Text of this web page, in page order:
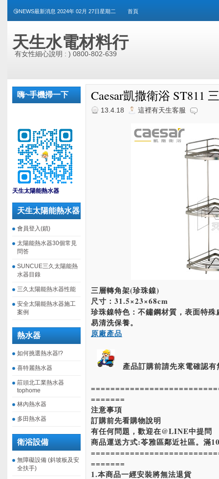
😘NEWS最新消息 2024年 02月 27日星期二 首頁
天生水電材料行
有女性細心說明 : ) 0800-802-639
嗨~手機掃一下
天生太陽能熱水器
天生太陽能熱水器
會員登入(鎖)
太陽能熱水器30個常見
問答
SUNCUE三久太陽能熱
水器目錄
三久太陽能熱水器性能
安全太陽能熱水器施工
案例
熱水器
如何挑選熱水器!?
喜特麗熱水器
莊頭北工業熱水器
tophome
林內熱水器
多田熱水器
衛浴設備
無障礙設備 (斜坡板及安
全扶手)
Caesar凱撒衛浴 ST811
13.4.18 這裡有天生客服
三層轉角架(珍珠鎳)
尺寸：31.5×23×68cm
珍珠鎳特色：不鏽鋼材質，表面特
易清洗保養。
原廠產品
產品訂購前請先來電確認有
=======
注意事項
訂購前先看購物說明
有任何問題，歡迎在@LINE中提問
商品運送方式:苓雅區鄰近社區。滿
=======
1.本商品一經安裝將無法退貨